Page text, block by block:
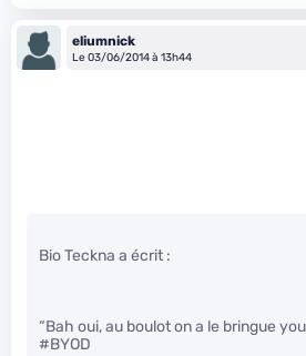
eliumnick
Le 03/06/2014 à 13h44
Bio Teckna a écrit :
“Bah oui, au boulot on a le bringue
#BYOD